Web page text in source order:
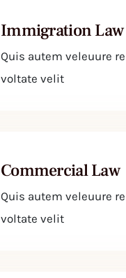
Immigration Law
Quis autem veleuure
voltate velit
Commercial Law
Quis autem veleuure
voltate velit